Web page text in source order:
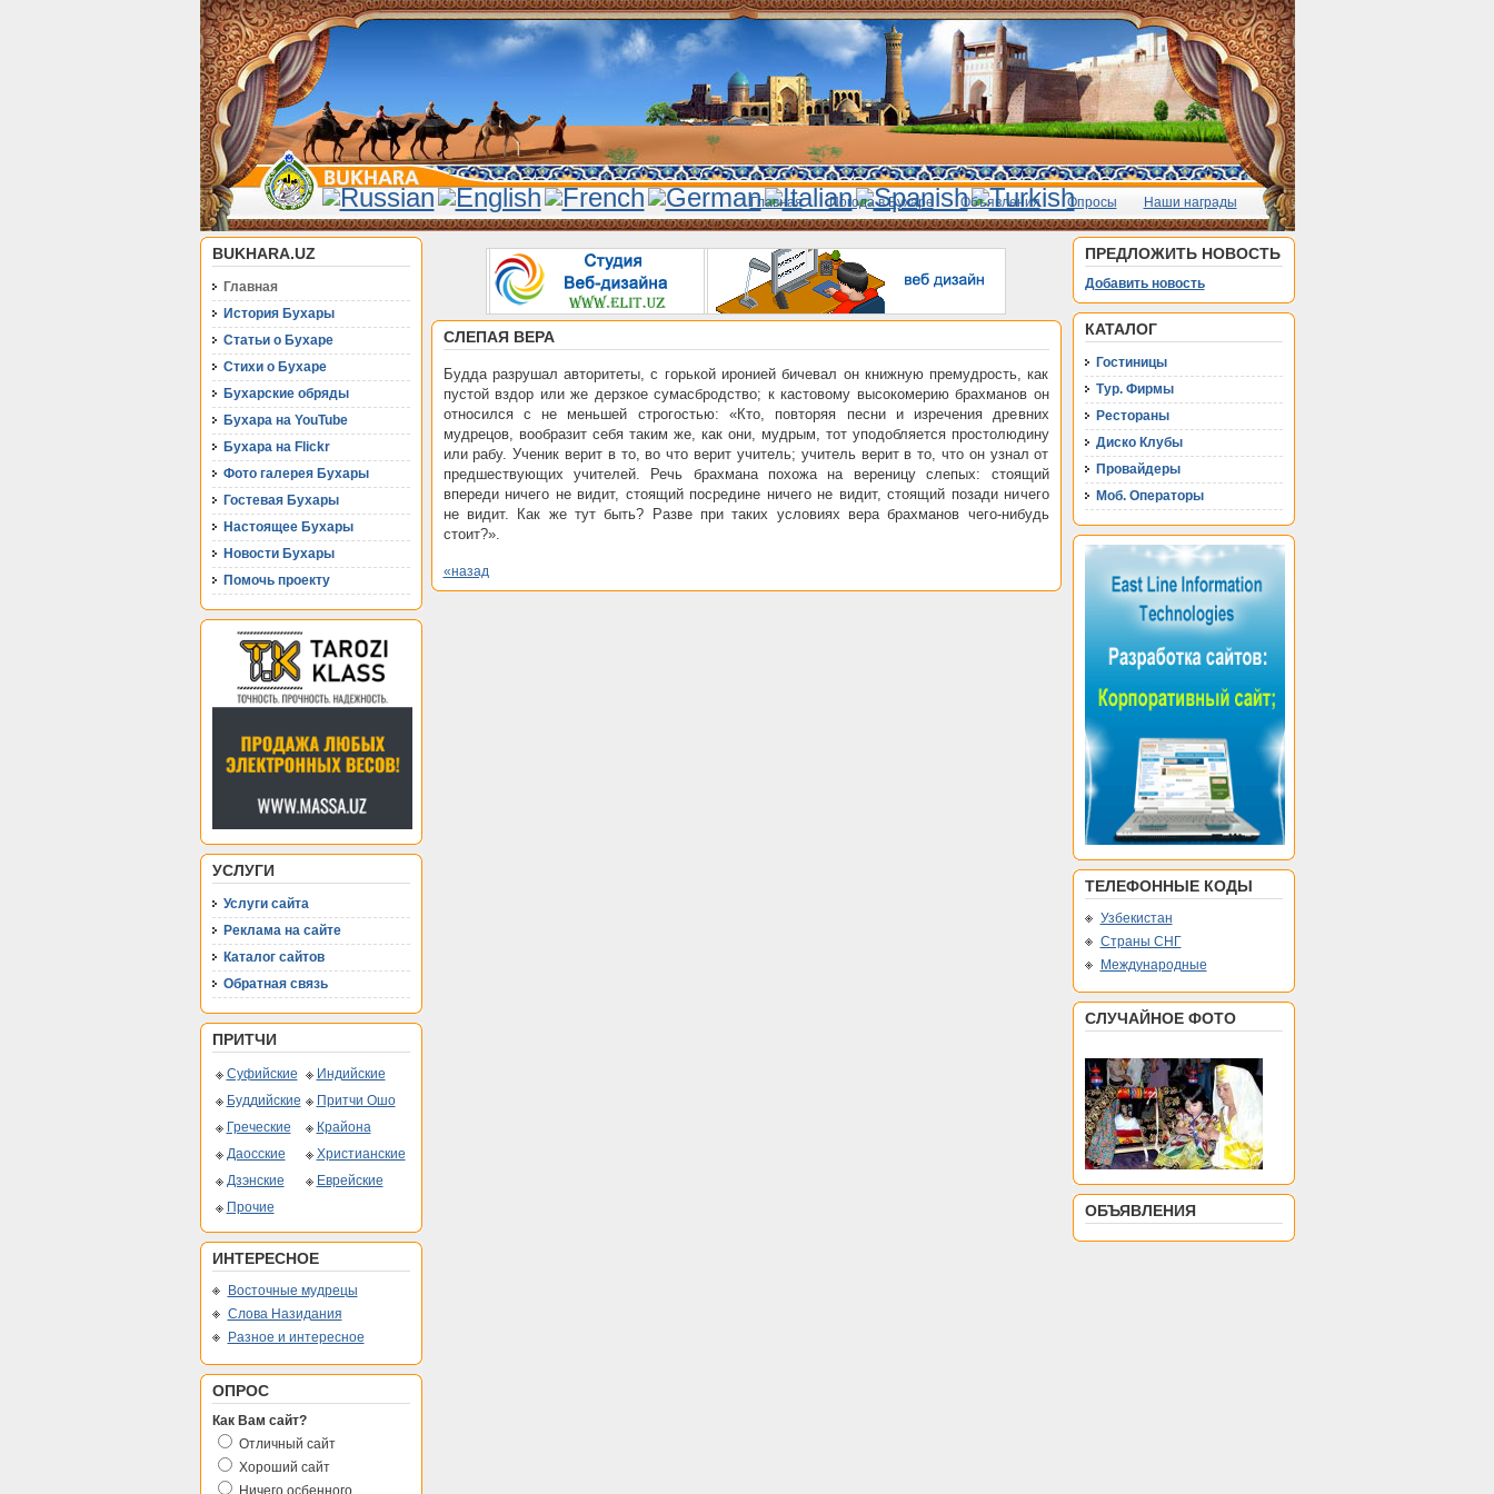
Главная Погода в Бухаре Объявления Опросы Наши награды
BUKHARA.UZ
Главная
История Бухары
Статьи о Бухаре
Стихи о Бухаре
Бухарские обряды
Бухара на YouTube
Бухара на Flickr
Фото галерея Бухары
Гостевая Бухары
Настоящее Бухары
Новости Бухары
Помочь проекту
УСЛУГИ
Услуги сайта
Реклама на сайте
Каталог сайтов
Обратная связь
ПРИТЧИ
Суфийские
Индийские
Буддийские
Притчи Ошо
Греческие
Крайона
Даосские
Христианские
Дзэнские
Еврейские
Прочие
ИНТЕРЕСНОЕ
Восточные мудрецы
Слова Назидания
Разное и интересное
ОПРОС
Как Вам сайт?
Отличный сайт
Хороший сайт
Ничего осбенного
СЛЕПАЯ ВЕРА
Будда разрушал авторитеты, с горькой иронией бичевал он книжную премудрость, как
пустой вздор или же дерзкое сумасбродство; к кастовому высокомерию брахманов он
относился с не меньшей строгостью: «Кто, повторяя песни и изречения древних
мудрецов, вообразит себя таким же, как они, мудрым, тот уподобляется простолюдину
или рабу. Ученик верит в то, во что верит учитель; учитель верит в то, что он узнал от
предшествующих учителей. Речь брахмана похожа на вереницу слепых: стоящий
впереди ничего не видит, стоящий посредине ничего не видит, стоящий позади ничего
не видит. Как же тут быть? Разве при таких условиях вера брахманов чего-нибудь
стоит?».
«назад
ПРЕДЛОЖИТЬ НОВОСТЬ
Добавить новость
КАТАЛОГ
Гостиницы
Тур. Фирмы
Рестораны
Диско Клубы
Провайдеры
Моб. Операторы
ТЕЛЕФОННЫЕ КОДЫ
Узбекистан
Страны СНГ
Международные
СЛУЧАЙНОЕ ФОТО
ОБЪЯВЛЕНИЯ